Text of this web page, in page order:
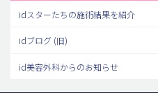
idスターたちの施術結果を紹介
idブログ (旧)
id美容外科からのお知らせ